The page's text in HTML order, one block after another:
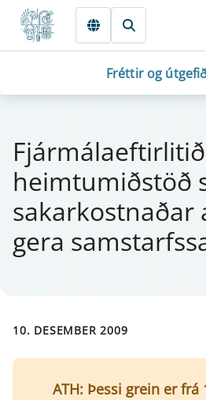
Fara beint í Meginmál
Fréttir og
heimtumiðstöð
sakar­kostnaðar
gera
10. DESEMBER 2009
ATH: Þessi grein er frá